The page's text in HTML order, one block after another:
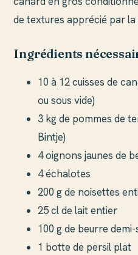
de textures apprécié par
Ingrédients
10 à 12 cuisses de
ou sous vide)
3 kg de pommes de
Bintje)
4 oignons jaunes de
4 échalotes
200 g de noisettes
25 cl de lait entier
100 g de beurre
1 botte de persil plat